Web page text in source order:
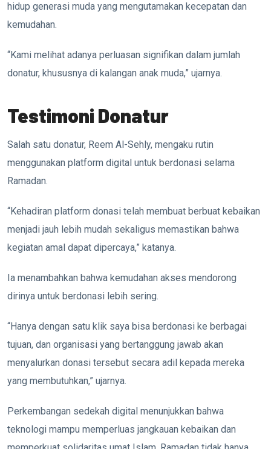
hidup generasi muda yang mengutamakan kecepatan dan
kemudahan.
“Kami melihat adanya perluasan signifikan dalam jumlah
donatur, khususnya di kalangan anak muda,” ujarnya.
Testimoni Donatur
Salah satu donatur, Reem Al-Sehly, mengaku rutin
menggunakan platform digital untuk berdonasi selama
Ramadan.
“Kehadiran platform donasi telah membuat berbuat kebaikan
menjadi jauh lebih mudah sekaligus memastikan bahwa
kegiatan amal dapat dipercaya,” katanya.
Ia menambahkan bahwa kemudahan akses mendorong
dirinya untuk berdonasi lebih sering.
“Hanya dengan satu klik saya bisa berdonasi ke berbagai
tujuan, dan organisasi yang bertanggung jawab akan
menyalurkan donasi tersebut secara adil kepada mereka
yang membutuhkan,” ujarnya.
Perkembangan sedekah digital menunjukkan bahwa
teknologi mampu memperluas jangkauan kebaikan dan